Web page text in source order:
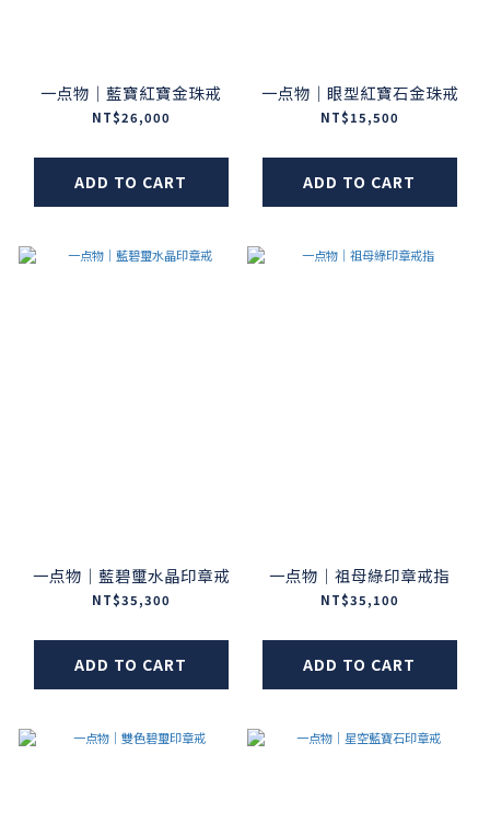
一点物｜藍寶紅寶金珠戒
NT$26,000
ADD TO CART
一点物｜眼型紅寶石金珠戒
NT$15,500
ADD TO CART
一点物｜藍碧璽水晶印章戒
NT$35,300
ADD TO CART
一点物｜祖母綠印章戒指
NT$35,100
ADD TO CART